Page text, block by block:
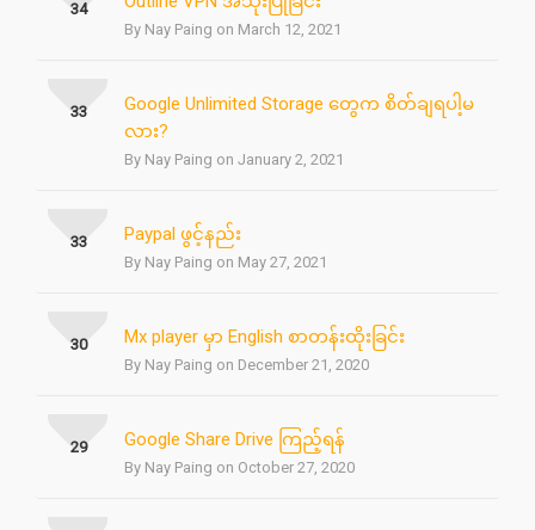
By Nay Paing on March 12, 2021
34
Google Unlimited Storage တွေက စိတ်ချရပါ့မ
လား?
By Nay Paing on January 2, 2021
33
Paypal ဖွင့်နည်း
By Nay Paing on May 27, 2021
33
Mx player မှာ English စာတန်းထိုးခြင်း
By Nay Paing on December 21, 2020
30
Google Share Drive ကြည့်ရန်
By Nay Paing on October 27, 2020
29